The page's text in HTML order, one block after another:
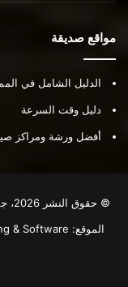
مواقع صديقة
الدليل الشامل في
دليل وقت السرعة
أفضل ورشة ومراكز
© حقوق النشر 2026، جميع الحقوق محفوظة لموقع
الموقع: & Software